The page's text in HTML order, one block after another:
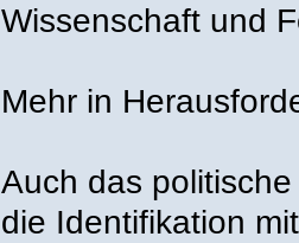
Wissenschaft und
Mehr in
Auch das
die Identifikation